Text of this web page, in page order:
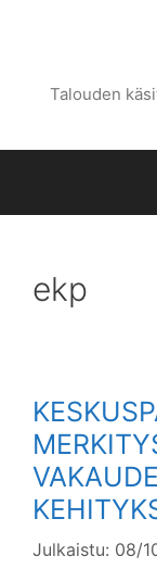
Talouden
ekp
Julkaistu: 08/